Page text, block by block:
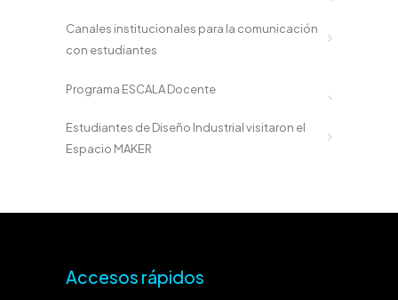
Canales institucionales para la comunicación
con estudiantes
Programa ESCALA Docente
Estudiantes de Diseño Industrial visitaron el
Espacio MAKER
Accesos rápidos